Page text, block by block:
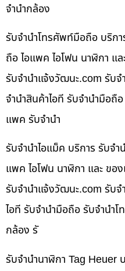
จำนำกล้อง
รับจำนำโทรศัพท์มือถือ บริก
ถือ ไอแพค ไอโฟน นาฬิกา แ
รับจํานําแจ้งวัฒนะ.com รับ
จำนำสินค้าไอที รับจำนำมือถื
แพค รับจำนำ
รับจำนำไอแม็ค บริการ รับจ
แพค ไอโฟน นาฬิกา และ ขอ
รับจํานําแจ้งวัฒนะ.com รับจ
ไอที รับจำนำมือถือ รับจำนำ
กล้อง รั
รับจำนำนาฬิกา Tag Heuer